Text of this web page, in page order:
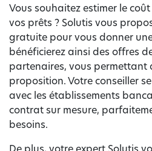
Vous souhaitez estimer le
vos prêts ? Solutis vous
gratuite pour vous donner
bénéficierez ainsi des offres
partenaires, vous permettant
proposition. Votre conseiller
avec les établissements
contrat sur mesure,
besoins.